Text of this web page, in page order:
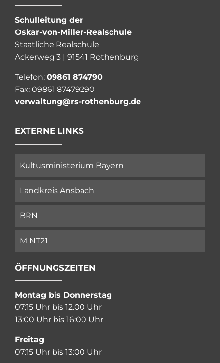
Schulleitung der
Oskar-von-Miller-Realschule
Staatliche Realschule
Ackerweg 3 | 91541 Rothenburg
Telefon: 09861 874790
Fax: 09861 87479290
verwaltung@rs-rothenburg.de
EXTERNE LINKS
Kultusministerium Bayern
Landkreis Ansbach
BRN
MINT21
ÖFFNUNGSZEITEN
Montag bis Donnerstag
07:15 Uhr bis 12.00 Uhr
13:00 Uhr bis 16:00 Uhr
Freitag
07:15 Uhr bis 13:00 Uhr